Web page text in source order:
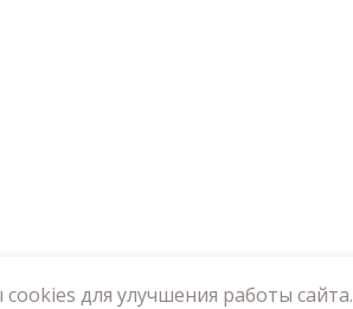
для улучшения работы сайта.